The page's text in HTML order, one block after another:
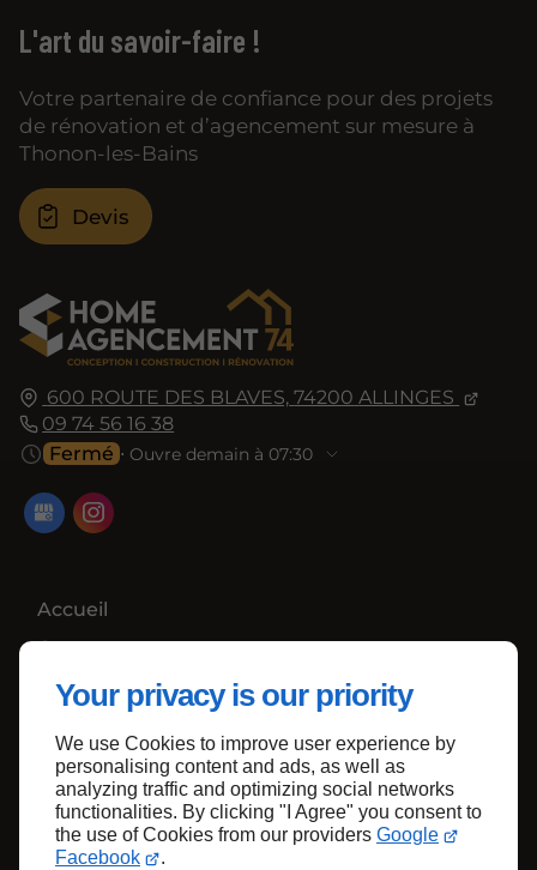
Your privacy is our priority
We use Cookies to improve user experience by
personalising content and ads, as well as
analyzing traffic and optimizing social networks
functionalities. By clicking "I Agree" you consent to
the use of Cookies from our providers Google
Facebook
.
600 ROUTE DES BLAVES, 74200 ALLINGES
09 74 56 16 38
Fermé ⋅ Ouvre demain à 07:30
Accueil
Contactez-nous
Mentions légales
L'art du savoir-faire !
Votre partenaire de confiance pour des projets
de rénovation et d’agencement sur mesure à
Thonon-les-Bains
Devis
Haut de page